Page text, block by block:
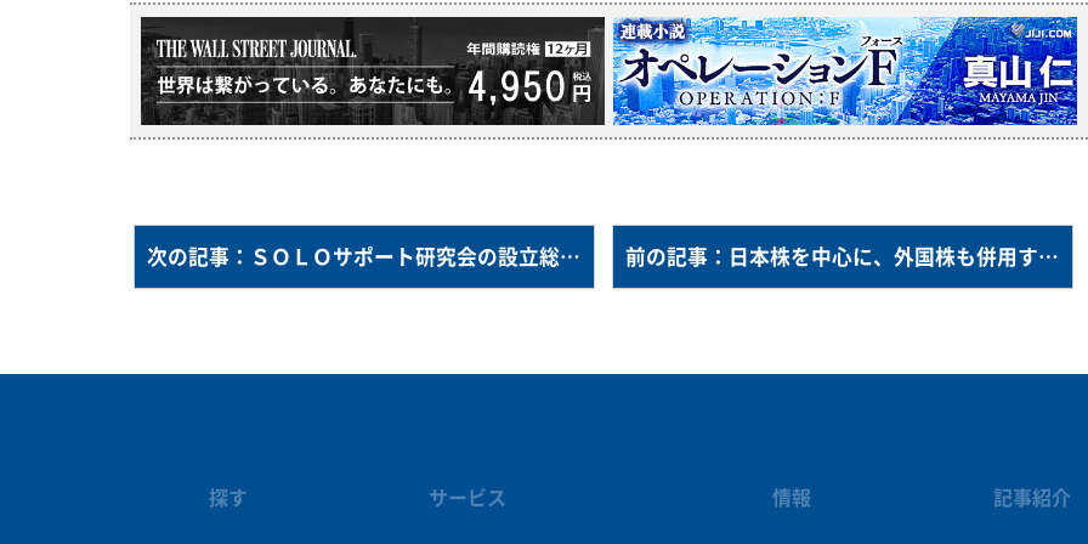
次の記事：ＳＯＬＯサポート研究会の設立総会を開催＝民間企業合同で「おひとりさま身じまい問題」の解決めざす－日本総研 前の記事：日本株を中心に、外国株も併用する「ハイブリッド型」＝投資ポートフォリオに関する調査－家計診断・相談サービス「オカネコ」
探す サービス 情報 記事紹介